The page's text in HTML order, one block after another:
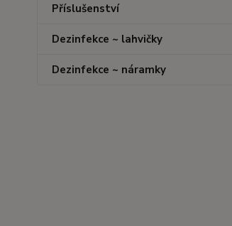
Příslušenství
Dezinfekce ~ lahvičky
Dezinfekce ~ náramky